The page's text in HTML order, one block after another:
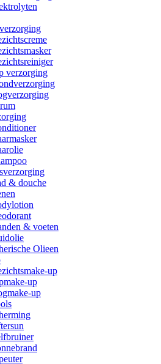
verzorging
& douche
& voeten
Olieen
up
up
up